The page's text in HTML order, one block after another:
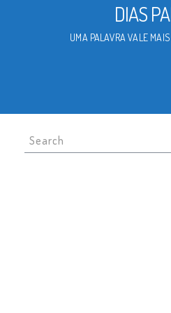
DIAS
UMA PALAVRA VALE
Search
for: